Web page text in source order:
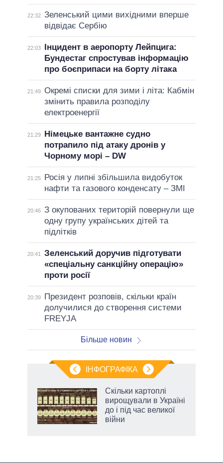
22:32 Зеленський цими вихідними вперше
відвідає Сербію
22:03
Інцидент в аеропорту Лейпцига:
Бундестаг спростував інформацію
про боєприпаси на борту літака
21:49 Окремі списки для зими і літа: Кабмін
змінить правила розподілу
електроенергії
21:29
Німецьке вантажне судно
потрапило під атаку дронів у
Чорному морі – DW
21:25
Росія у липні збільшила видобуток
нафти та газового конденсату – ЗМІ
20:46 З окупованих територій повернули ще
одну групу українських дітей та
підлітків
20:41
Зеленський доручив підготувати
«спеціальну санкційну операцію»
проти росії
20:39
Президент розповів, скільки країн
долучилися до створення системи
FREYJA
Більше новин
ІНФОГРАФІКА
Скільки картоплі
вирощували в Україні
до і під час великої
війни